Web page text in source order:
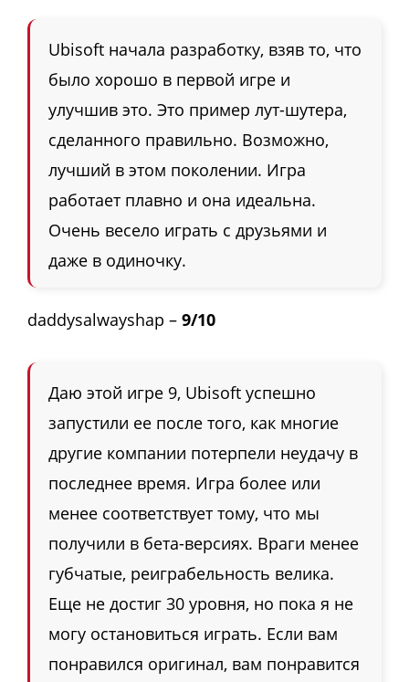
Ubisoft начала разработку, взяв то, что
было хорошо в первой игре и
улучшив это. Это пример лут-шутера,
сделанного правильно. Возможно,
лучший в этом поколении. Игра
работает плавно и она идеальна.
Очень весело играть с друзьями и
даже в одиночку.
daddysalwayshap – 9/10
Даю этой игре 9, Ubisoft успешно
запустили ее после того, как многие
другие компании потерпели неудачу в
последнее время. Игра более или
менее соответствует тому, что мы
получили в бета-версиях. Враги менее
губчатые, реиграбельность велика.
Еще не достиг 30 уровня, но пока я не
могу остановиться играть. Если вам
понравился оригинал, вам понравится